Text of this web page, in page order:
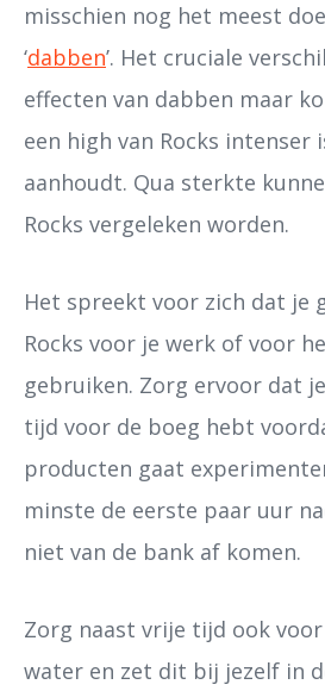
misschien nog het meest
‘dabben’. Het cruciale
effecten van dabben maar
een high van Rocks intenser
aanhoudt. Qua sterkte
Rocks vergeleken worden.
Het spreekt voor zich dat je
Rocks voor je werk of voor
gebruiken. Zorg ervoor dat
tijd voor de boeg hebt
producten gaat
minste de eerste paar uur
niet van de bank af komen.
Zorg naast vrije tijd ook
water en zet dit bij jezelf in